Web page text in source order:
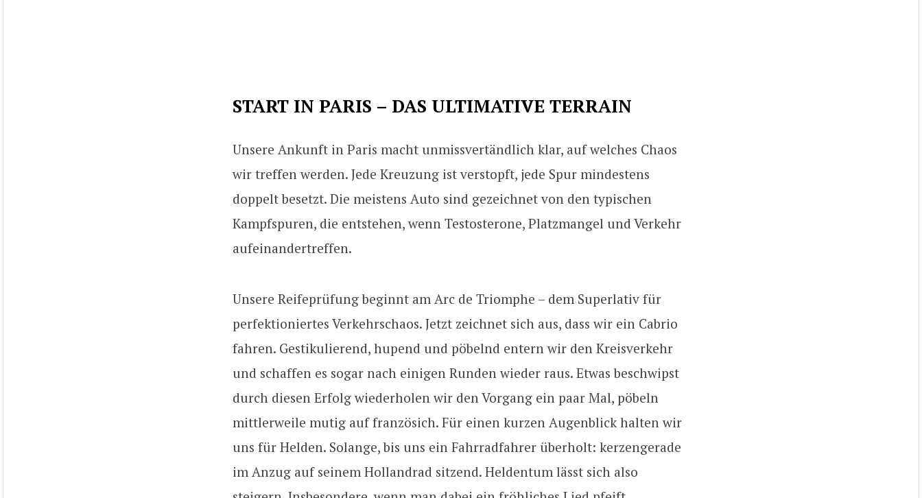
START IN PARIS – DAS ULTIMATIVE TERRAIN
Unsere Ankunft in Paris macht unmissvertändlich klar, auf welches Chaos
wir treffen werden. Jede Kreuzung ist verstopft, jede Spur mindestens
doppelt besetzt. Die meistens Auto sind gezeichnet von den typischen
Kampfspuren, die entstehen, wenn Testosterone, Platzmangel und Verkehr
aufeinandertreffen.
Unsere Reifeprüfung beginnt am Arc de Triomphe – dem Superlativ für
perfektioniertes Verkehrschaos. Jetzt zeichnet sich aus, dass wir ein Cabrio
fahren. Gestikulierend, hupend und pöbelnd entern wir den Kreisverkehr
und schaffen es sogar nach einigen Runden wieder raus. Etwas beschwipst
durch diesen Erfolg wiederholen wir den Vorgang ein paar Mal, pöbeln
mittlerweile mutig auf französich. Für einen kurzen Augenblick halten wir
uns für Helden. Solange, bis uns ein Fahrradfahrer überholt: kerzengerade
im Anzug auf seinem Hollandrad sitzend. Heldentum lässt sich also